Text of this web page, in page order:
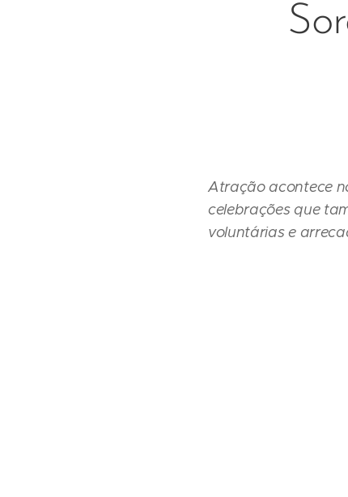
Atração acontece
celebrações que
voluntárias e